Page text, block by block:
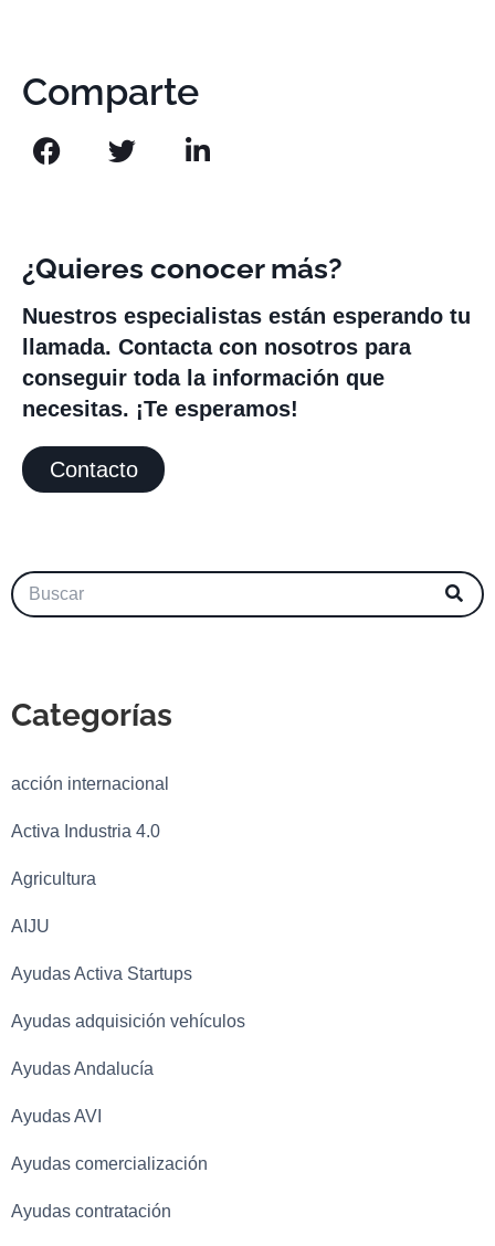
Comparte
¿Quieres conocer más?
Nuestros especialistas están esperando tu
llamada. Contacta con nosotros para
conseguir toda la información que
necesitas. ¡Te esperamos!
Contacto
Categorías
acción internacional
Activa Industria 4.0
Agricultura
AIJU
Ayudas Activa Startups
Ayudas adquisición vehículos
Ayudas Andalucía
Ayudas AVI
Ayudas comercialización
Ayudas contratación